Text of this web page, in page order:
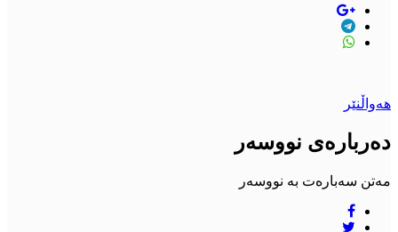
هەواڵنێر
دەربارەی نووسەر
مەتن سەبارەت بە نووسەر